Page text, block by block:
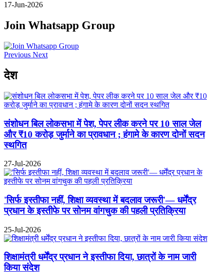
17-Jun-2026
Join Whatsapp Group
Previous Next
देश
संशोधन बिल लोकसभा में पेश, पेपर लीक करने पर 10 साल जेल
और ₹10 करोड़ जुर्माने का प्रावधान ; हंगामे के कारण दोनों सदन
स्थगित
27-Jul-2026
'सिर्फ इस्तीफा नहीं, शिक्षा व्यवस्था में बदलाव जरूरी'— धर्मेंद्र
प्रधान के इस्तीफे पर सोनम वांगचुक की पहली प्रतिक्रिया
25-Jul-2026
शिक्षामंत्री धर्मेंद्र प्रधान ने इस्तीफा दिया, छात्रों के नाम जारी
किया संदेश